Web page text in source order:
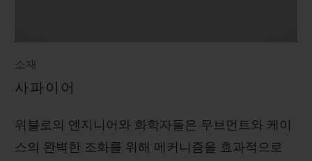
소재
사파이어
위블로의 엔지니어와 화학자들은 무브먼트와 케이
스의 완벽한 조화를 위해 메커니즘을 효과적으로